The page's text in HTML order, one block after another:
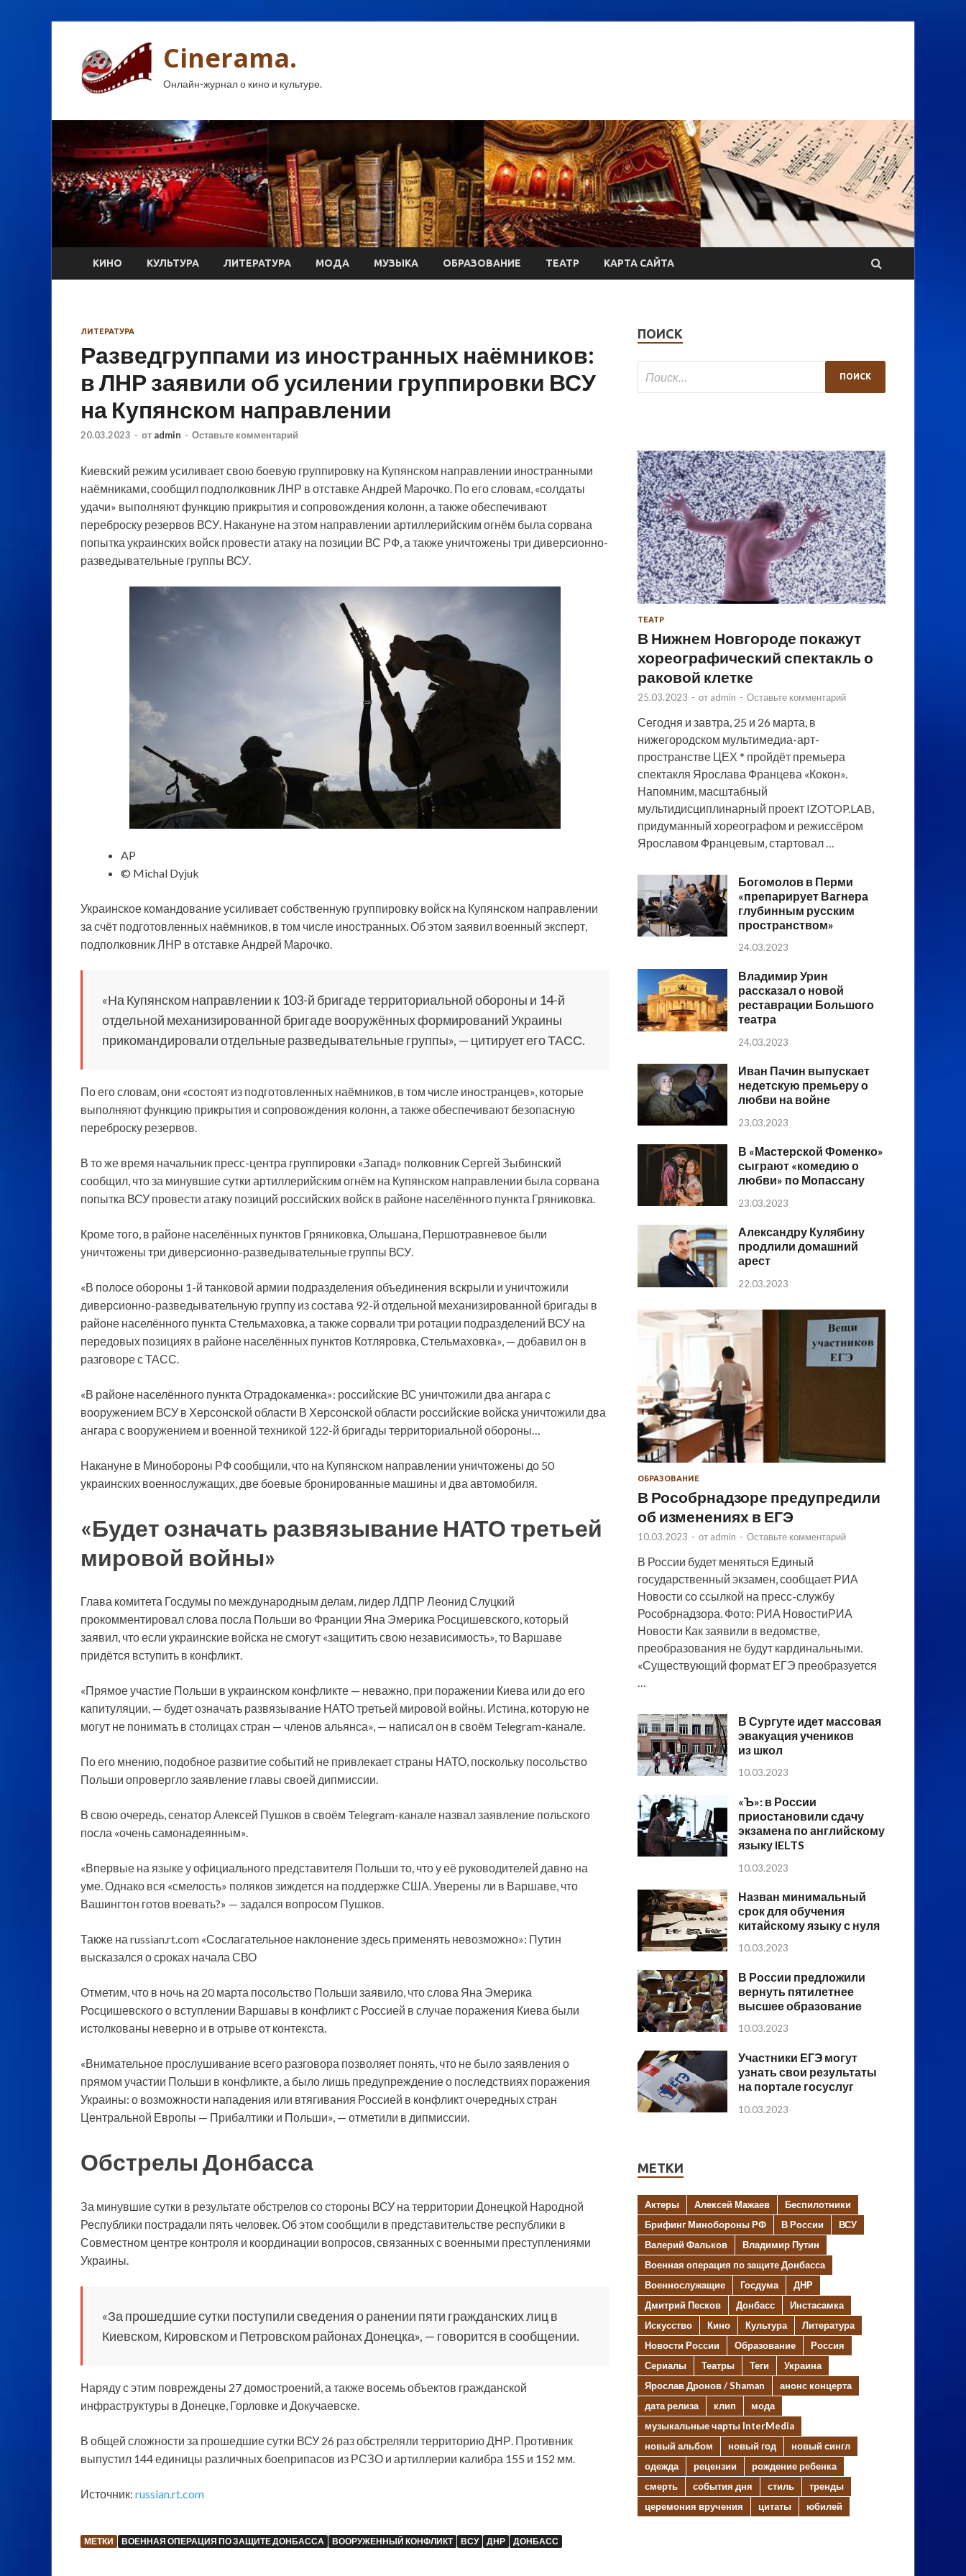
Cinerama.
Онлайн-журнал о кино и культуре.
КИНО КУЛЬТУРА ЛИТЕРАТУРА МОДА МУЗЫКА ОБРАЗОВАНИЕ ТЕАТР КАРТА САЙТА
ЛИТЕРАТУРА
Разведгруппами из иностранных наёмников:
в ЛНР заявили об усилении группировки ВСУ
на Купянском направлении
20.03.2023 - от admin - Оставьте комментарий
Киевский режим усиливает свою боевую группировку на Купянском направлении иностранными
наёмниками, сообщил подполковник ЛНР в отставке Андрей Марочко. По его словам, «солдаты
удачи» выполняют функцию прикрытия и сопровождения колонн, а также обеспечивают
переброску резервов ВСУ. Накануне на этом направлении артиллерийским огнём была сорвана
попытка украинских войск провести атаку на позиции ВС РФ, а также уничтожены три диверсионно-
разведывательные группы ВСУ.
AP
© Michal Dyjuk
Украинское командование усиливает собственную группировку войск на Купянском направлении
за счёт подготовленных наёмников, в том числе иностранных. Об этом заявил военный эксперт,
подполковник ЛНР в отставке Андрей Марочко.
«На Купянском направлении к 103-й бригаде территориальной обороны и 14-й
отдельной механизированной бригаде вооружённых формирований Украины
прикомандировали отдельные разведывательные группы», — цитирует его ТАСС.
По его словам, они «состоят из подготовленных наёмников, в том числе иностранцев», которые
выполняют функцию прикрытия и сопровождения колонн, а также обеспечивают безопасную
переброску резервов.
В то же время начальник пресс-центра группировки «Запад» полковник Сергей Зыбинский
сообщил, что за минувшие сутки артиллерийским огнём на Купянском направлении была сорвана
попытка ВСУ провести атаку позиций российских войск в районе населённого пункта Гряниковка.
Кроме того, в районе населённых пунктов Гряниковка, Ольшана, Першотравневое были
уничтожены три диверсионно-разведывательные группы ВСУ.
«В полосе обороны 1-й танковой армии подразделения объединения вскрыли и уничтожили
диверсионно-разведывательную группу из состава 92-й отдельной механизированной бригады в
районе населённого пункта Стельмаховка, а также сорвали три ротации подразделений ВСУ на
передовых позициях в районе населённых пунктов Котляровка, Стельмаховка», — добавил он в
разговоре с ТАСС.
«В районе населённого пункта Отрадокаменка»: российские ВС уничтожили два ангара с
вооружением ВСУ в Херсонской области В Херсонской области российские войска уничтожили два
ангара с вооружением и военной техникой 122-й бригады территориальной обороны…
Накануне в Минобороны РФ сообщили, что на Купянском направлении уничтожены до 50
украинских военнослужащих, две боевые бронированные машины и два автомобиля.
«Будет означать развязывание НАТО третьей
мировой войны»
Глава комитета Госдумы по международным делам, лидер ЛДПР Леонид Слуцкий
прокомментировал слова посла Польши во Франции Яна Эмерика Росцишевского, который
заявил, что если украинские войска не смогут «защитить свою независимость», то Варшаве
придётся вступить в конфликт.
«Прямое участие Польши в украинском конфликте — неважно, при поражении Киева или до его
капитуляции, — будет означать развязывание НАТО третьей мировой войны. Истина, которую не
могут не понимать в столицах стран — членов альянса», — написал он в своём Telegram-канале.
По его мнению, подобное развитие событий не привлекает страны НАТО, поскольку посольство
Польши опровергло заявление главы своей дипмиссии.
В свою очередь, сенатор Алексей Пушков в своём Telegram-канале назвал заявление польского
посла «очень самонадеянным».
«Впервые на языке у официального представителя Польши то, что у её руководителей давно на
уме. Однако вся «смелость» поляков зиждется на поддержке США. Уверены ли в Варшаве, что
Вашингтон готов воевать?» — задался вопросом Пушков.
Также на russian.rt.com «Сослагательное наклонение здесь применять невозможно»: Путин
высказался о сроках начала СВО
Отметим, что в ночь на 20 марта посольство Польши заявило, что слова Яна Эмерика
Росцишевского о вступлении Варшавы в конфликт с Россией в случае поражения Киева были
истолкованы неверно и в отрыве от контекста.
«Внимательное прослушивание всего разговора позволяет понять, что не было заявления о
прямом участии Польши в конфликте, а было лишь предупреждение о последствиях поражения
Украины: о возможности нападения или втягивания Россией в конфликт очередных стран
Центральной Европы — Прибалтики и Польши», — отметили в дипмиссии.
Обстрелы Донбасса
За минувшие сутки в результате обстрелов со стороны ВСУ на территории Донецкой Народной
Республики пострадали пять человек. Об этом сообщили в представительстве республики в
Совместном центре контроля и координации вопросов, связанных с военными преступлениями
Украины.
«За прошедшие сутки поступили сведения о ранении пяти гражданских лиц в
Киевском, Кировском и Петровском районах Донецка», — говорится в сообщении.
Наряду с этим повреждены 27 домостроений, а также восемь объектов гражданской
инфраструктуры в Донецке, Горловке и Докучаевске.
В общей сложности за прошедшие сутки ВСУ 26 раз обстреляли территорию ДНР. Противник
выпустил 144 единицы различных боеприпасов из РСЗО и артиллерии калибра 155 и 152 мм.
Источник: russian.rt.com
МЕТКИ ВОЕННАЯ ОПЕРАЦИЯ ПО ЗАЩИТЕ ДОНБАССА ВООРУЖЕННЫЙ КОНФЛИКТ ВСУ ДНР ДОНБАСС
ПОИСК
ТЕАТР
В Нижнем Новгороде покажут
хореографический спектакль о
раковой клетке
25.03.2023 - от admin - Оставьте комментарий
Сегодня и завтра, 25 и 26 марта, в
нижегородском мультимедиа-арт-
пространстве ЦЕХ * пройдёт премьера
спектакля Ярослава Францева «Кокон».
Напомним, масштабный
мультидисциплинарный проект IZOTOP.LAB,
придуманный хореографом и режиссёром
Ярославом Францевым, стартовал …
Богомолов в Перми
«препарирует Вагнера
глубинным русским
пространством»
24.03.2023
Владимир Урин
рассказал о новой
реставрации Большого
театра
24.03.2023
Иван Пачин выпускает
недетскую премьеру о
любви на войне
23.03.2023
В «Мастерской Фоменко»
сыграют «комедию о
любви» по Мопассану
23.03.2023
Александру Кулябину
продлили домашний
арест
22.03.2023
ОБРАЗОВАНИЕ
В Рособрнадзоре предупредили
об изменениях в ЕГЭ
10.03.2023 - от admin - Оставьте комментарий
В России будет меняться Единый
государственный экзамен, сообщает РИА
Новости со ссылкой на пресс-службу
Рособрнадзора. Фото: РИА НовостиРИА
Новости Как заявили в ведомстве,
преобразования не будут кардинальными.
«Существующий формат ЕГЭ преобразуется
В Сургуте идет массовая
эвакуация учеников
из школ
10.03.2023
«Ъ»: в России
приостановили сдачу
экзамена по английскому
языку IELTS
10.03.2023
Назван минимальный
срок для обучения
китайскому языку с нуля
10.03.2023
В России предложили
вернуть пятилетнее
высшее образование
10.03.2023
Участники ЕГЭ могут
узнать свои результаты
на портале госуслуг
10.03.2023
МЕТКИ
Актеры Алексей Мажаев
Беспилотники
Брифинг Минобороны РФ
В России
ВСУ
Валерий Фальков
Владимир Путин
Военная операция по защите Донбасса
Военнослужащие
Госдума
ДНР
Дмитрий Песков
Донбасс
Инстасамка
Искусство
Кино Культура
Литература
Новости России
Образование
Россия
Сериалы
Театры Теги
Украина
Ярослав Дронов / Shaman
анонс концерта
дата релиза
клип
мода
музыкальные чарты InterMedia
новый альбом
новый год
новый сингл
одежда
рецензии
рождение ребенка
смерть
события дня стиль
тренды
церемония вручения
цитаты юбилей